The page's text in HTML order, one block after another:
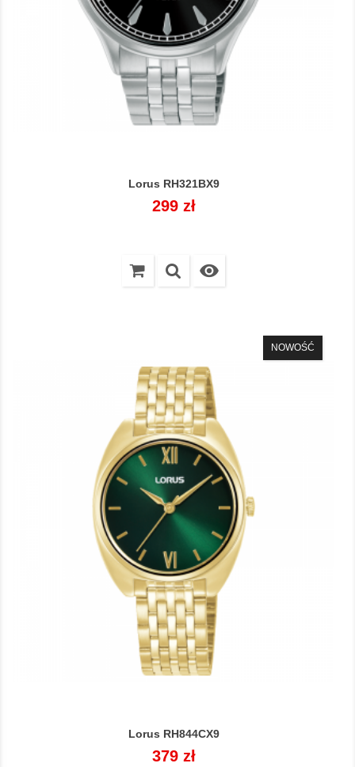
Lorus RH321BX9
Cena
299 zł

NOWOŚĆ
Lorus RH844CX9
Cena
379 zł